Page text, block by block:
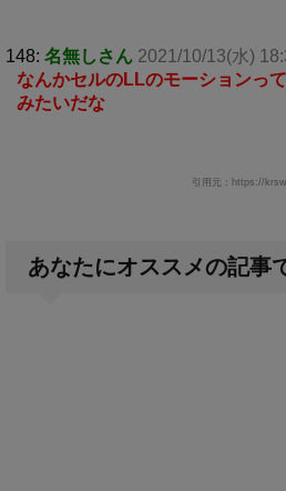
148: 名無しさん 2021/10/13(水)
なんかセルのLLのモーションっ
みたいだな
引用元：https://
あなたにオススメの記事